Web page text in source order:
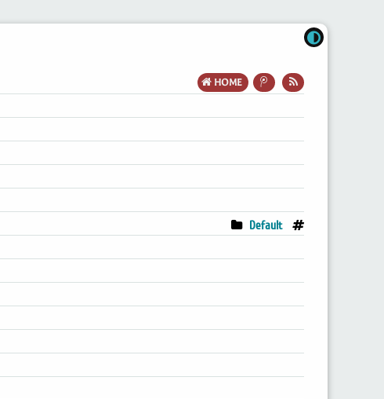
HOME
Default